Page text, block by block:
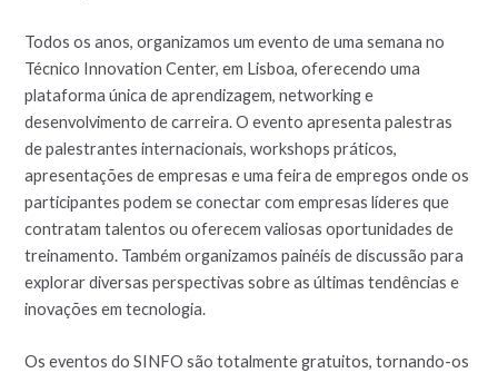
Todos os anos, organizamos um evento de uma semana no
Técnico Innovation Center, em Lisboa, oferecendo uma
plataforma única de aprendizagem, networking e
desenvolvimento de carreira. O evento apresenta palestras
de palestrantes internacionais, workshops práticos,
apresentações de empresas e uma feira de empregos onde os
participantes podem se conectar com empresas líderes que
contratam talentos ou oferecem valiosas oportunidades de
treinamento. Também organizamos painéis de discussão para
explorar diversas perspectivas sobre as últimas tendências e
inovações em tecnologia.
Os eventos do SINFO são totalmente gratuitos, tornando-os